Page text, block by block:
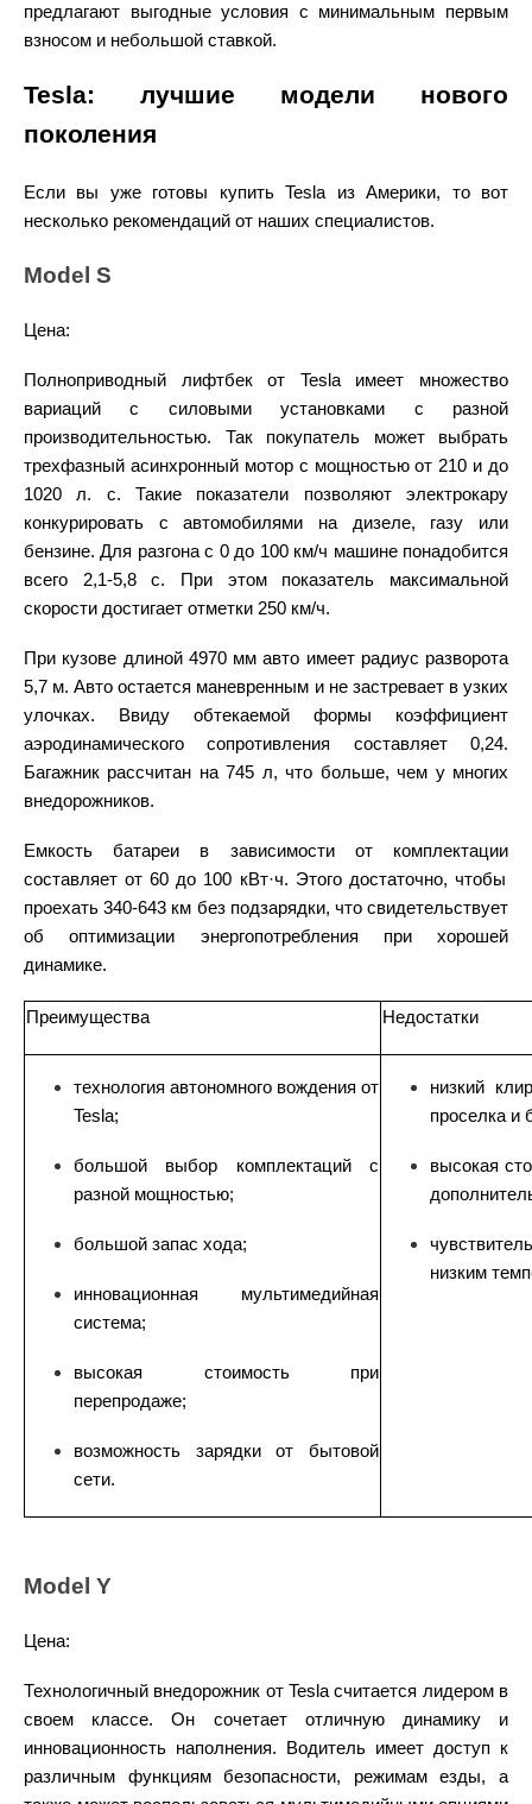
предлагают выгодные условия с минимальным первым
взносом и небольшой ставкой.
Tesla: лучшие модели нового
поколения
Если вы уже готовы купить Tesla из Америки, то вот
несколько рекомендаций от наших специалистов.
Model S
Цена:
Полноприводный лифтбек от Teslaимеет множество
вариаций с силовыми установками с разной
производительностью. Так покупатель может выбрать
трехфазный асинхронный мотор с мощностью от 210 и до
1020 л. с. Такие показатели позволяют электрокару
конкурировать савтомобилями на дизеле, газу или
бензине. Для разгона с 0 до 100 км/ч машинепонадобится
всего 2,1-5,8 с. При этом показатель максимальной
скорости достигает отметки 250 км/ч.
При кузове длиной 4970 мм авто имеет радиус разворота
5,7 м.Авто остается маневренным и не застревает в узких
улочках. Ввиду обтекаемой формы коэффициент
аэродинамического сопротивления составляет 0,24.
Багажник рассчитан на 745 л, что больше, чем у многих
внедорожников.
Емкость батареи в зависимости от комплектации
составляет от 60 до 100 кВт·ч. Этого достаточно, чтобы
проехать 340-643 км без подзарядки, что свидетельствует
об оптимизации энергопотребления при хорошей
динамике.
Преимущества Недостатки
технология автономного вождения от
Tesla;
большой выбор комплектацийс
разной мощностью;
большой запас хода;
инновационная мультимедийная
система;
высокая стоимость при
перепродаже;
возможность зарядки от бытовой
сети.
низкий
проселка и
высокая
низким
Model Y
Цена:
Технологичный внедорожник от Tesla считается лидером в
своем классе. Он сочетает отличную динамику и
инновационность наполнения. Водитель имеет доступ к
различным функциям безопасности, режимам езды, а